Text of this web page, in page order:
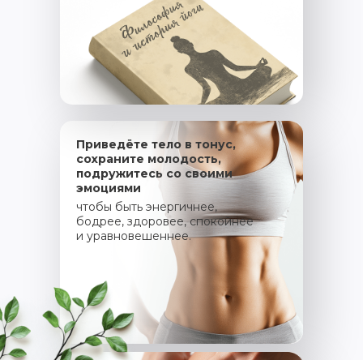
Приведёте тело в тонус,
сохраните молодость,
подружитесь со своими
эмоциями
чтобы быть энергичнее,
бодрее, здоровее, спокойнее
и уравновешеннее.